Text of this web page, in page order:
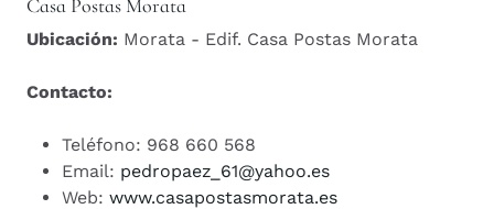
Casa Postas Morata
Ubicación: Morata - Edif. Casa Postas Morata
Contacto:
Teléfono: 968 660 568
Email: pedropaez_61@yahoo.es
Web: www.casapostasmorata.es